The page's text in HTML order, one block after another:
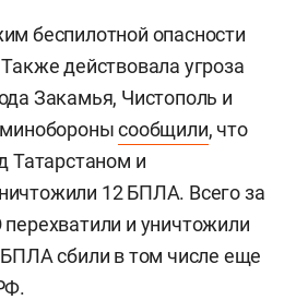
беспилотной опасности
действовала угроза
Закамья, Чистополь и
миноборонысообщили, что
Татарстаном и
12 БПЛА. Всего за
и уничтожили
сбили в том числе еще